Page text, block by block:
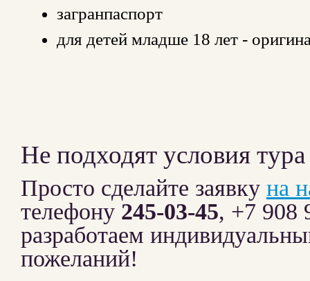
загранпаспорт
для детей младше 18 лет -
Не подходят условия
Просто сделайте заявку на
телефону 245-03-45, +7 908
разработаем
пожеланий!